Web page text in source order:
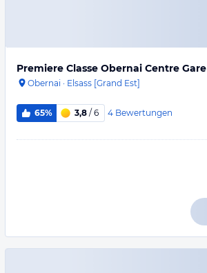
Premiere Classe Obernai Centre Gare
Obernai · Elsass [Grand Est]
65% 3,8 / 6 4 Bewertungen